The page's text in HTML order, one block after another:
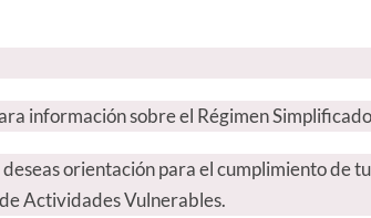
información sobre el Régimen
deseas orientación para el cumplimiento de
Actividades Vulnerables.